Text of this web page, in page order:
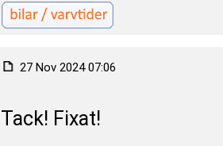
27 Nov 2024 07:06
Tack! Fixat!